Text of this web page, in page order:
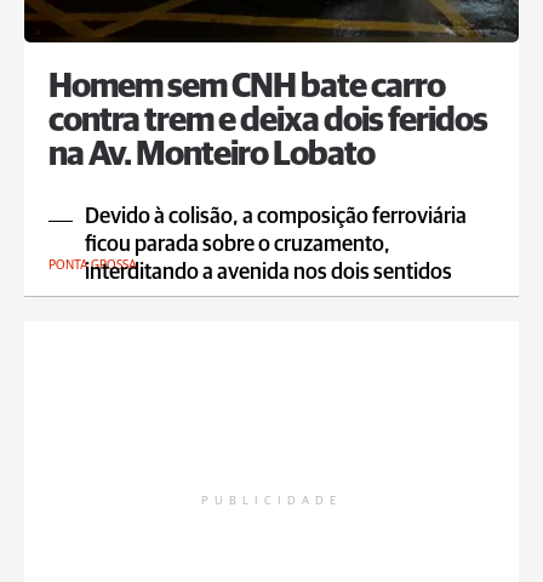
Homem sem CNH bate carro
contra trem e deixa dois feridos
na Av. Monteiro Lobato
Devido à colisão, a composição ferroviária
ficou parada sobre o cruzamento,
interditando a avenida nos dois sentidos
PONTA GROSSA
PUBLICIDADE